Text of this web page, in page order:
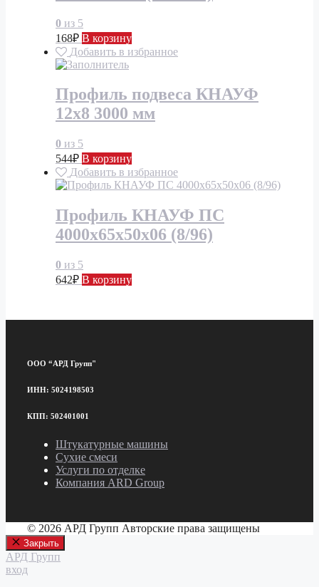
0 из 5
168₽ В корзину
Добавить в избранное
Профиль подвеса КНАУФ
12х8 3000 мм
0 из 5
544₽ В корзину
Добавить в избранное
Профиль КНАУФ ПС
4000х65х50х06 (8/96)
0 из 5
642₽ В корзину
ООО “АРД Групп"
ИНН: 5024198503
КПП: 502401001
Штукатурные машины
Сухие смеси
Услуги по отделке
Компания ARD Group
© 2026 АРД Групп Авторские права защищены
Закрыть
АРД Групп
вход